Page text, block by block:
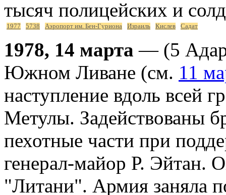
тысяч полицейских и
1977 5738 Аэропорт им. Бен-Гуриона Израиль Кислев Садат
1978, 14 марта — (5
Южном Ливане (см. 11
наступление вдоль всей
Метулы. Задействованы
пехотные части при
генерал-майор Р. Эйтан.
"Литани". Армия заняла